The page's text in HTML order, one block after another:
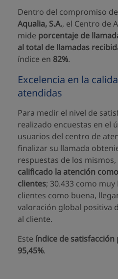
Dentro del compromiso
Aqualia, S.A., el Centro de
mide porcentaje de
al total de llamadas
índice en 82%.
Excelencia en la
atendidas
Para medir el nivel de
realizado encuestas en el
usuarios del centro de
finalizar su llamada
respuestas de los mismos,
calificado la atención
clientes; 30.433 como muy
clientes como buena,
valoración global positiva
al cliente.
Este índice de satisfacción
95,45%.